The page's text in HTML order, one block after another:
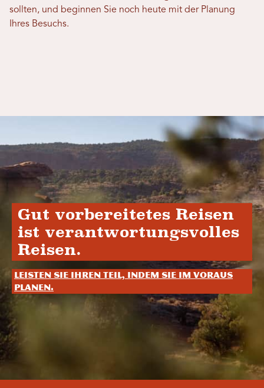
sollten, und beginnen Sie noch heute mit der Planung
Ihres Besuchs.
Gut vorbereitetes Reisen
ist verantwortungsvolles
Reisen.
Leisten Sie Ihren Teil, indem Sie im Voraus
planen.